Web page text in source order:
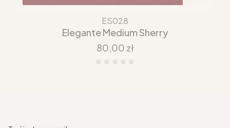
ES028
Elegante Medium Sherry
Cena
80,00 zł